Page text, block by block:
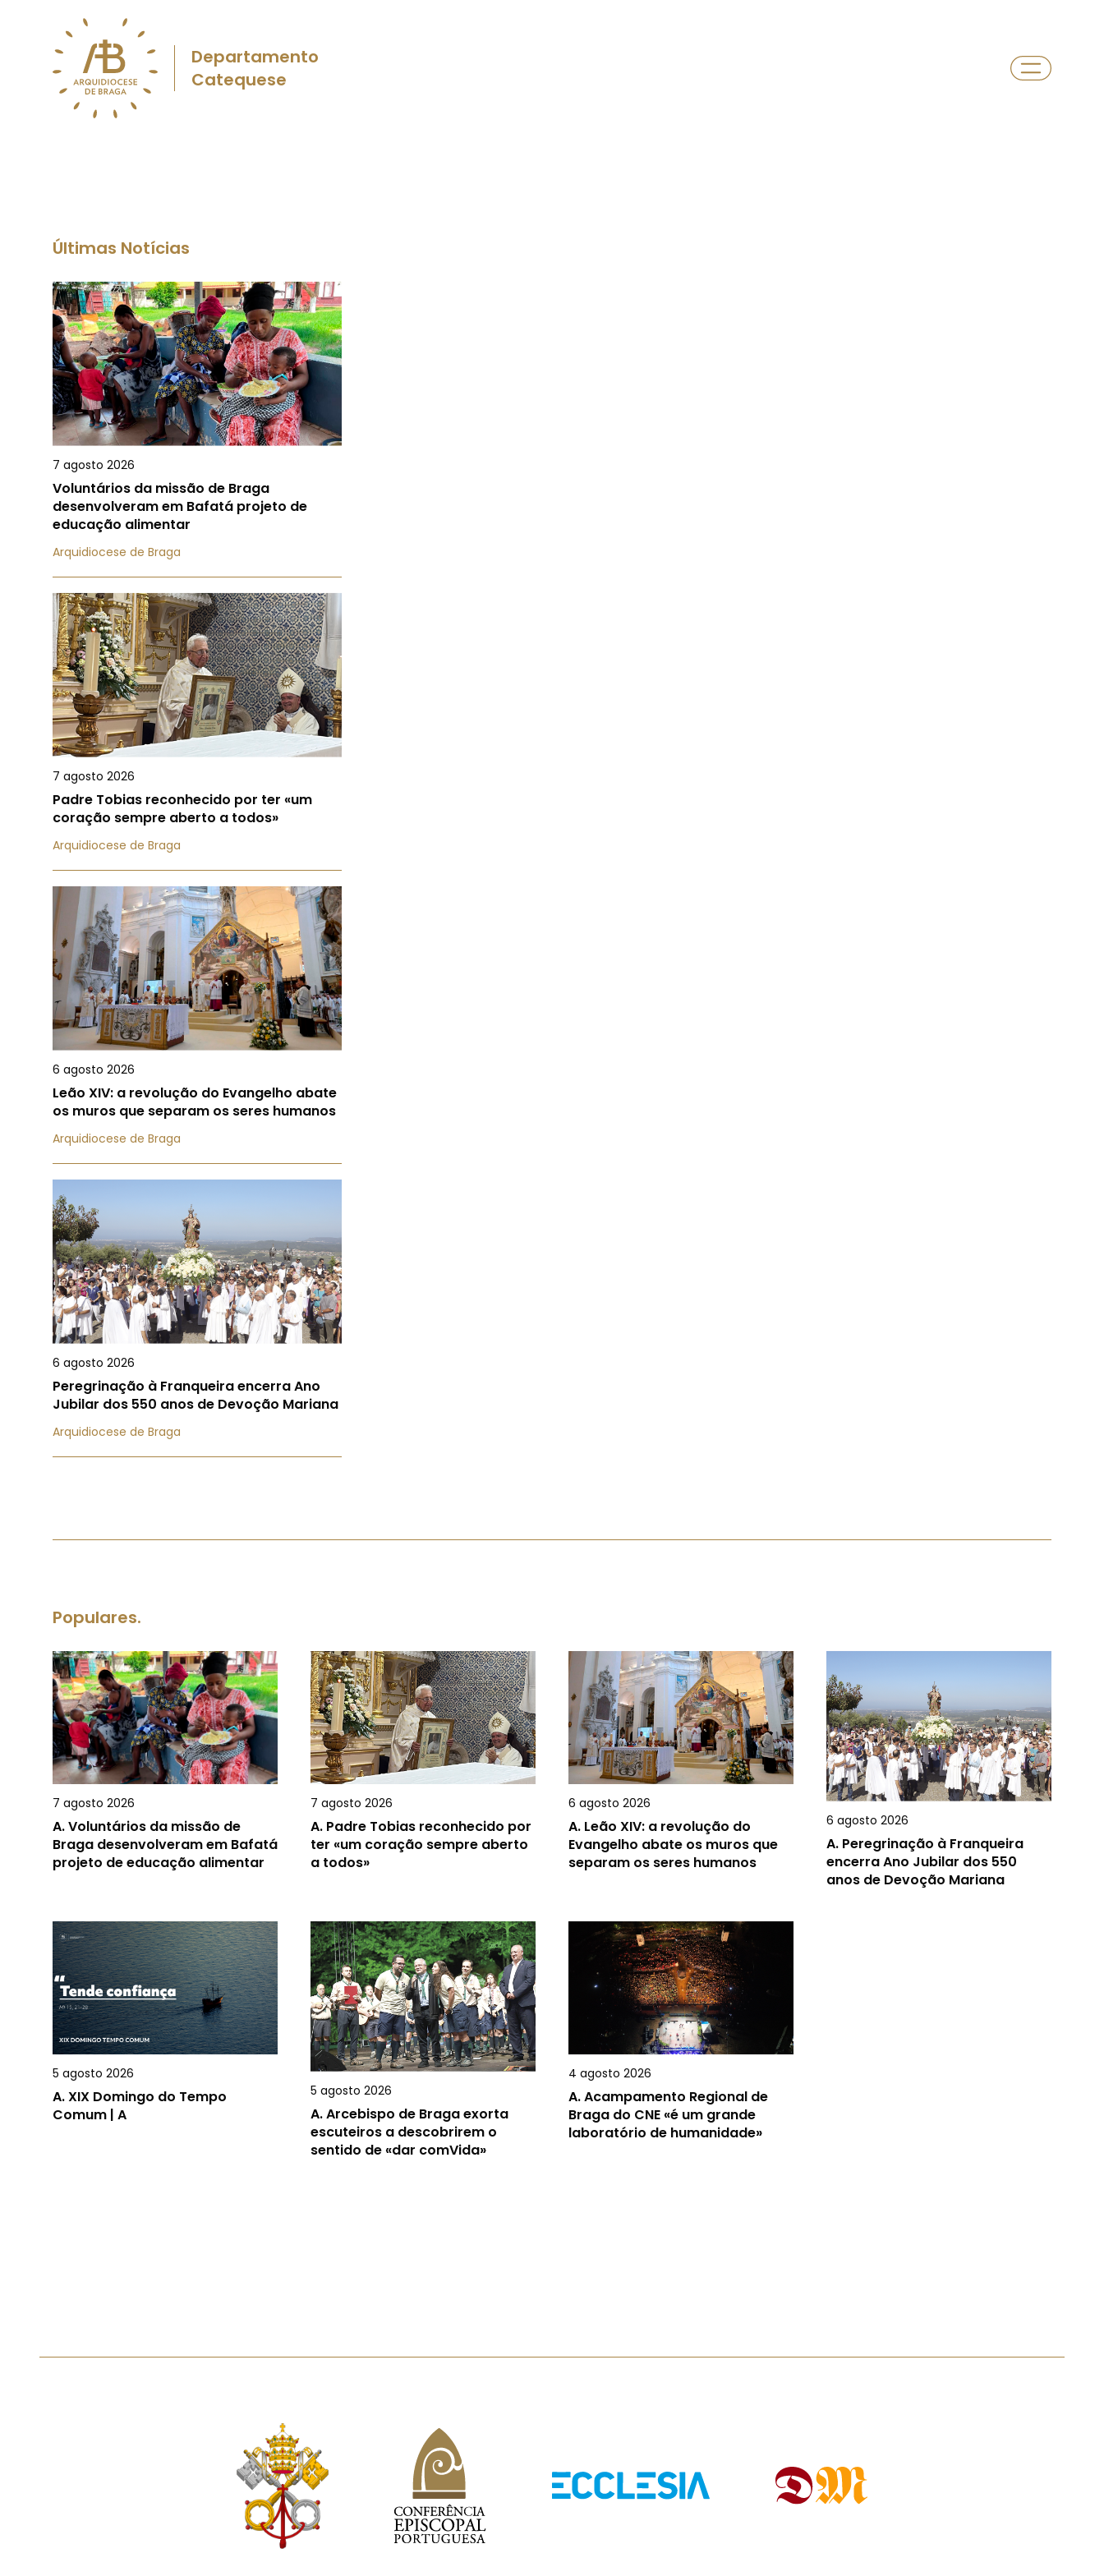
Departamento
Catequese
Últimas Notícias
7 agosto 2026
Voluntários da missão de Braga
desenvolveram em Bafatá projeto de
educação alimentar
Arquidiocese de Braga
7 agosto 2026
Padre Tobias reconhecido por ter «um
coração sempre aberto a todos»
Arquidiocese de Braga
6 agosto 2026
Leão XIV: a revolução do Evangelho abate
os muros que separam os seres humanos
Arquidiocese de Braga
6 agosto 2026
Peregrinação à Franqueira encerra Ano
Jubilar dos 550 anos de Devoção Mariana
Arquidiocese de Braga
Populares.
7 agosto 2026
A.Voluntários da missão de
Braga desenvolveram em Bafatá
projeto de educação alimentar
7 agosto 2026
A. Padre Tobias reconhecido por
ter «um coração sempre aberto
a todos»
6 agosto 2026
A. Leão XIV: a revolução do
Evangelho abate os muros que
separam os seres humanos
6 agosto 2026
A. Peregrinação à Franqueira
encerra Ano Jubilar dos 550
anos de Devoção Mariana
5 agosto 2026
A.XIX Domingo do Tempo
Comum | A
5 agosto 2026
A.Arcebispo de Braga exorta
escuteiros a descobrirem o
sentido de «dar comVida»
4 agosto 2026
A.Acampamento Regional de
Braga do CNE «é um grande
laboratório de humanidade»